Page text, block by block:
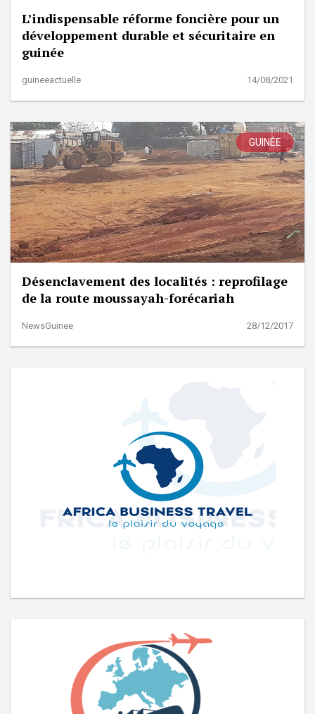
L’indispensable réforme foncière pour un
développement durable et sécuritaire en
guinée
guineeactuelle 14/08/2021
GUINÉE
Désenclavement des localités : reprofilage
de la route moussayah-forécariah
NewsGuinee 28/12/2017